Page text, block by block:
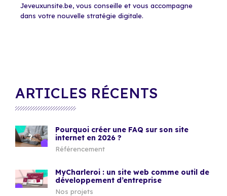
ARTICLES RÉCENTS
Pourquoi créer une FAQ sur son site
internet en 2026 ?
Référencement
MyCharleroi : un site web comme outil de
développement d’entreprise
Nos projets
Jeveuxunsite.be, vous conseille et vous accompagne
dans votre nouvelle stratégie digitale.